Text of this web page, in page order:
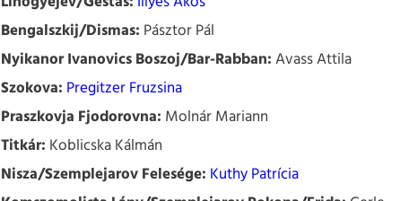
Bengalszkij/Dismas: Pásztor Pál
Nyikanor Ivanovics Boszoj/Bar-Rabban:Avass Attila
Szokova: Pregitzer Fruzsina
Praszkovja Fjodorovna: Molnár Mariann
Titkár: Koblicska Kálmán
Nisza/Szemplejarov Felesége: Kuthy Patrícia